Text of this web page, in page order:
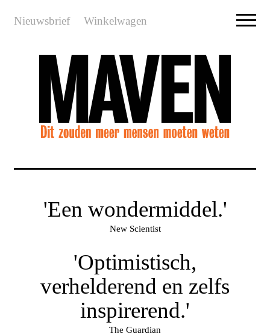
Nieuwsbrief Winkelwagen
'Een wondermiddel.'
New Scientist
'Optimistisch,
verhelderend en zelfs
inspirerend.'
The Guardian